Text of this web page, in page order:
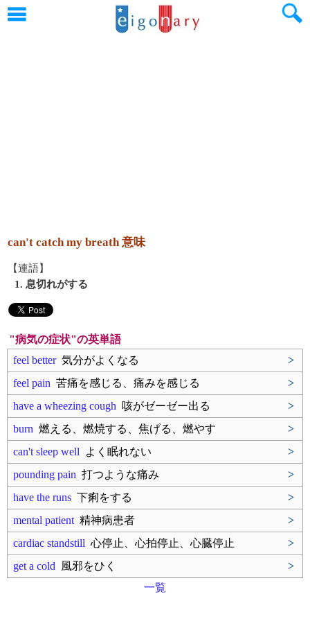
can't catch my breath 意味
【連語】
1. 息切れがする
"病気の症状"の英単語
feel better気分がよくなる
>
feel pain 苦痛を感じる、痛みを感じる
>
have a wheezing cough 咳がゼーゼー出る
>
burn 燃える、燃焼する、焦げる、燃やす
>
can't sleep well よく眠れない
>
pounding pain 打つような痛み
>
have the runs 下痢をする
>
mental patient 精神病患者
>
cardiac standstill 心停止、心拍停止、心臓停止
>
get a cold 風邪をひく
>
一覧